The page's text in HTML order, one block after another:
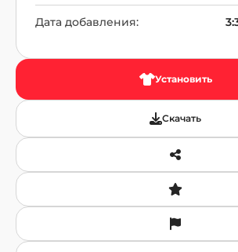
Дата добавления:
Установить
Скачать